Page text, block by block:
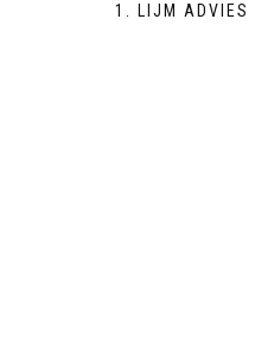
1. LIJM ADVIES